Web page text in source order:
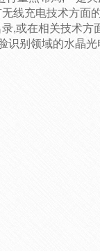
线充电技术方面
,或在相关技术方
别领域的水晶光